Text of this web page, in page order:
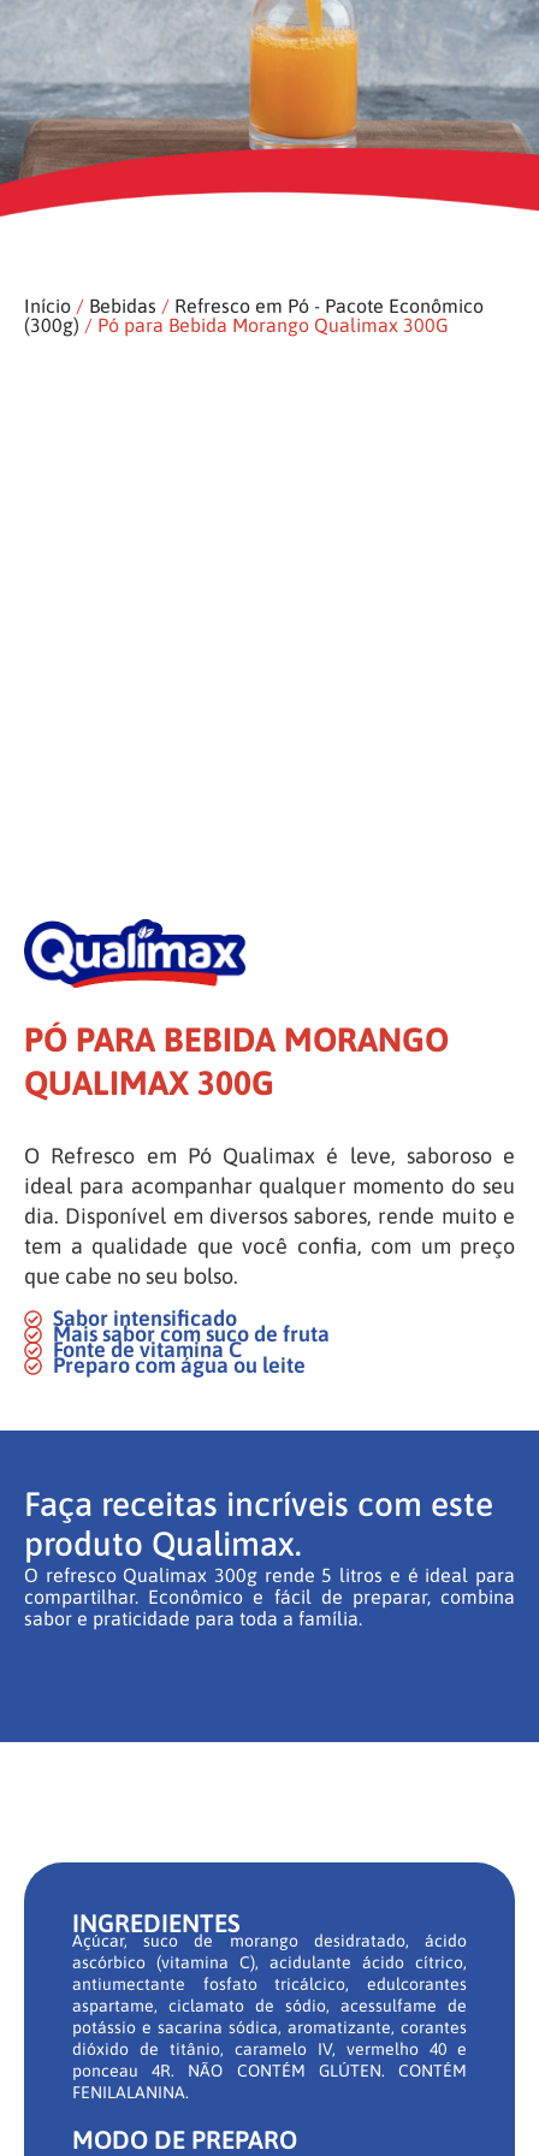
Início / Bebidas / Refresco em Pó - Pacote Econômico
(300g) / Pó para Bebida Morango Qualimax 300G
PÓ PARA BEBIDA MORANGO
QUALIMAX 300G
O Refresco em Pó Qualimax é leve, saboroso e
ideal para acompanhar qualquer momento do seu
dia. Disponível em diversos sabores, rende muito e
tem a qualidade que você confia, com um preço
que cabe no seu bolso.
Sabor intensificado
Mais sabor com suco de fruta
Fonte de vitamina C
Preparo com água ou leite
Faça receitas incríveis com este
produto Qualimax.
O refresco Qualimax 300g rende 5 litros e é ideal para
compartilhar. Econômico e fácil de preparar, combina
sabor e praticidade para toda a família.
INGREDIENTES
Açúcar, suco de morango desidratado, ácido
ascórbico (vitamina C), acidulante ácido cítrico,
antiumectante fosfato tricálcico, edulcorantes
aspartame, ciclamato de sódio, acessulfame de
potássio e sacarina sódica, aromatizante, corantes
dióxido de titânio, caramelo IV, vermelho 40 e
ponceau 4R. NÃO CONTÉM GLÚTEN. CONTÉM
FENILALANINA.
MODO DE PREPARO